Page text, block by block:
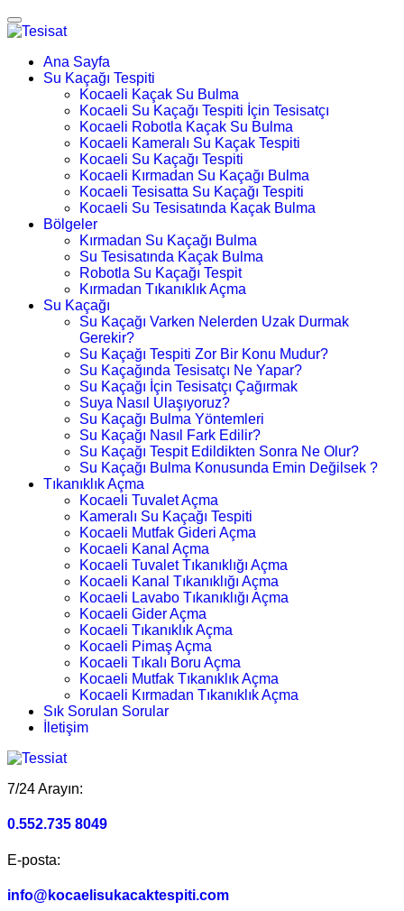
Ana Sayfa
Su Kaçağı Tespiti
Kocaeli Kaçak Su Bulma
Kocaeli Su Kaçağı Tespiti İçin Tesisatçı
Kocaeli Robotla Kaçak Su Bulma
Kocaeli Kameralı Su Kaçak Tespiti
Kocaeli Su Kaçağı Tespiti
Kocaeli Kırmadan Su Kaçağı Bulma
Kocaeli Tesisatta Su Kaçağı Tespiti
Kocaeli Su Tesisatında Kaçak Bulma
Bölgeler
Kırmadan Su Kaçağı Bulma
Su Tesisatında Kaçak Bulma
Robotla Su Kaçağı Tespit
Kırmadan Tıkanıklık Açma
Su Kaçağı
Su Kaçağı Varken Nelerden Uzak Durmak
Gerekir?
Su Kaçağı Tespiti Zor Bir Konu Mudur?
Su Kaçağında Tesisatçı Ne Yapar?
Su Kaçağı İçin Tesisatçı Çağırmak
Suya Nasıl Ulaşıyoruz?
Su Kaçağı Bulma Yöntemleri
Su Kaçağı Nasıl Fark Edilir?
Su Kaçağı Tespit Edildikten Sonra Ne Olur?
Su Kaçağı Bulma Konusunda Emin Değilsek ?
Tıkanıklık Açma
Kocaeli Tuvalet Açma
Kameralı Su Kaçağı Tespiti
Kocaeli Mutfak Gideri Açma
Kocaeli Kanal Açma
Kocaeli Tuvalet Tıkanıklığı Açma
Kocaeli Kanal Tıkanıklığı Açma
Kocaeli Lavabo Tıkanıklığı Açma
Kocaeli Gider Açma
Kocaeli Tıkanıklık Açma
Kocaeli Pimaş Açma
Kocaeli Tıkalı Boru Açma
Kocaeli Mutfak Tıkanıklık Açma
Kocaeli Kırmadan Tıkanıklık Açma
Sık Sorulan Sorular
İletişim
7/24 Arayın:
0.552.735 8049
E-posta:
info@kocaelisukacaktespiti.com